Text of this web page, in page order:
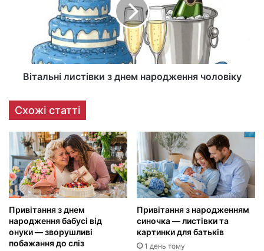
Вітальні листівки з днем народження чоловіку
Схожі статті
Привітання з днем
народження бабусі від
онуки — зворушливі
побажання до сліз
Привітання з народженням
синочка — листівки та
картинки для батьків
1 день тому